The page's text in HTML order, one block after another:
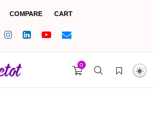
COMPARE CART
0